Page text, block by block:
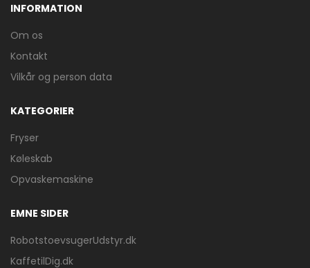
INFORMATION
Om os
Kontakt
Vilkår og person data
KATEGORIER
Fryser
Køleskab
Opvaskemaskine
EMNE SIDER
RobotstoevsugerUdstyr.dk
KaffetilDig.dk